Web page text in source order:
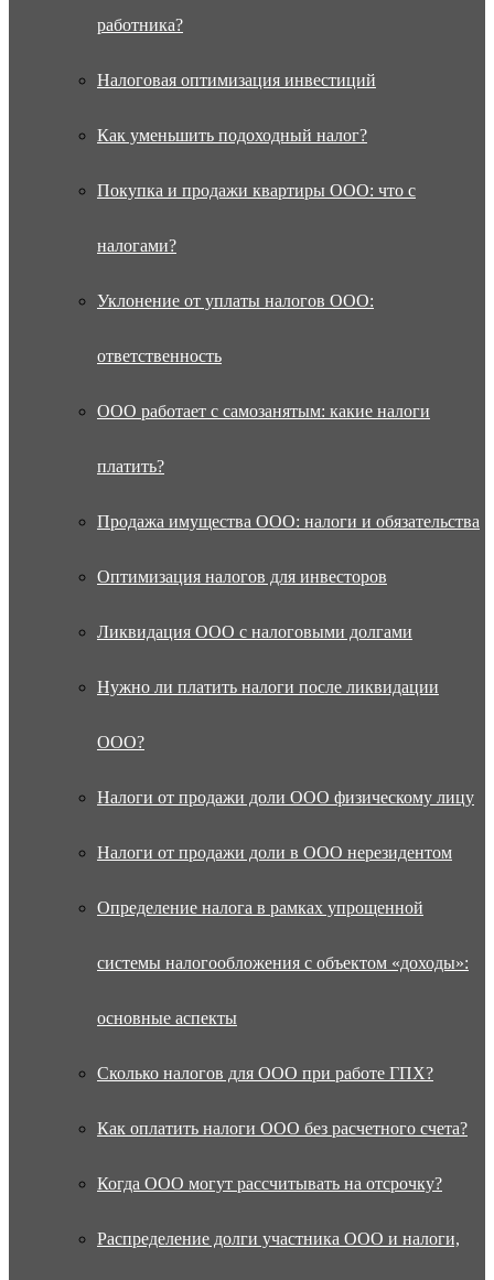
работника?
Налоговая оптимизация инвестиций
Как уменьшить подоходный налог?
Покупка и продажи квартиры ООО: что с
налогами?
Уклонение от уплаты налогов ООО:
ответственность
ООО работает с самозанятым: какие налоги
платить?
Продажа имущества ООО: налоги и обязательства
Оптимизация налогов для инвесторов
Ликвидация ООО с налоговыми долгами
Нужно ли платить налоги после ликвидации
ООО?
Налоги от продажи доли ООО физическому лицу
Налоги от продажи доли в ООО нерезидентом
Определение налога в рамках упрощенной
системы налогообложения с объектом «доходы»:
основные аспекты
Сколько налогов для ООО при работе ГПХ?
Как оплатить налоги ООО без расчетного счета?
Когда ООО могут рассчитывать на отсрочку?
Распределение долги участника ООО и налоги,